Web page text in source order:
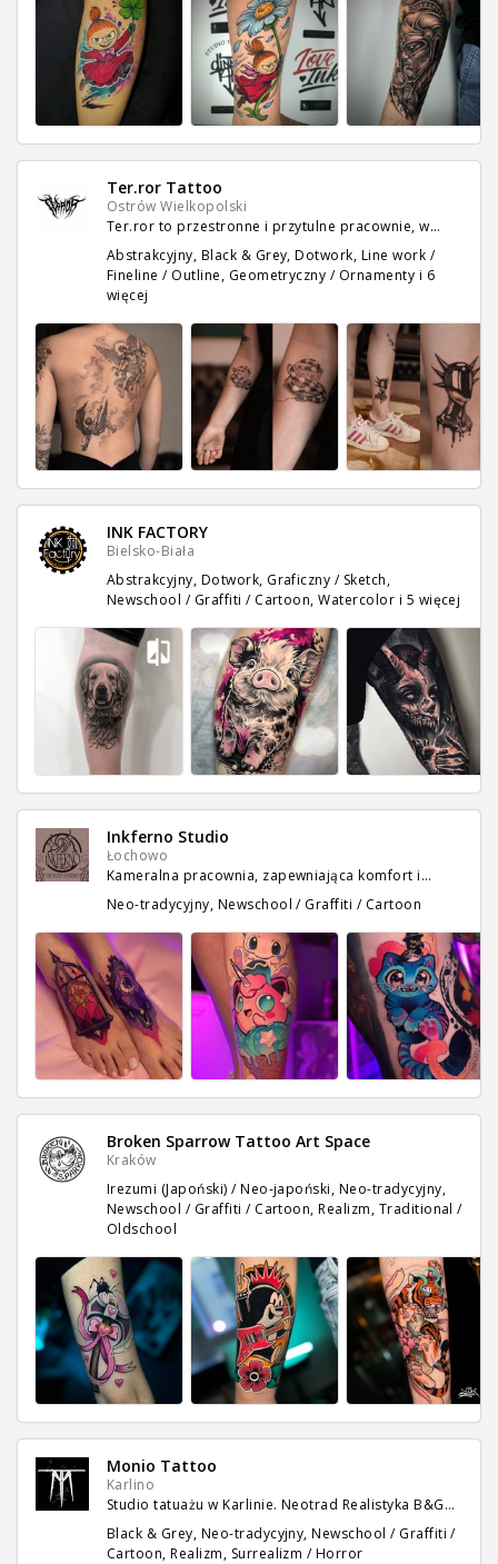
Ter.ror Tattoo
Ostrów Wielkopolski
Ter.ror to przestronne i przytulne pracownie, w…
Abstrakcyjny, Black & Grey, Dotwork, Line work /
Fineline / Outline, Geometryczny / Ornamenty i 6
więcej
INK FACTORY
Bielsko-Biała
Abstrakcyjny, Dotwork, Graficzny / Sketch,
Newschool / Graffiti / Cartoon, Watercolor i 5 więcej
Inkferno Studio
Łochowo
Kameralna pracownia, zapewniająca komfort i…
Neo-tradycyjny, Newschool / Graffiti / Cartoon
Broken Sparrow Tattoo Art Space
Kraków
Irezumi (Japoński) / Neo-japoński, Neo-tradycyjny,
Newschool / Graffiti / Cartoon, Realizm, Traditional /
Oldschool
Monio Tattoo
Karlino
Studio tatuażu w Karlinie. Neotrad Realistyka B&G…
Black & Grey, Neo-tradycyjny, Newschool / Graffiti /
Cartoon, Realizm, Surrealizm / Horror